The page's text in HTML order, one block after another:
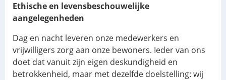
Ethische en levensbeschouwelijke
aangelegenheden
Dag en nacht leveren onze medewerkers en
vrijwilligers zorg aan onze bewoners. Ieder van ons
doet dat vanuit zijn eigen deskundigheid en
betrokkenheid, maar met dezelfde doelstelling: wij